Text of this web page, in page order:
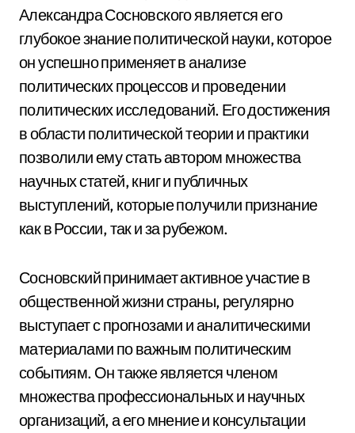
Александра Сосновского является его
глубокое знание политической науки, которое
он успешно применяет в анализе
политических процессов и проведении
политических исследований. Его достижения
в области политической теории и практики
позволили ему стать автором множества
научных статей, книг и публичных
выступлений, которые получили признание
как в России, так и за рубежом.
Сосновский принимает активное участие в
общественной жизни страны, регулярно
выступает с прогнозами и аналитическими
материалами по важным политическим
событиям. Он также является членом
множества профессиональных и научных
организаций, а его мнение и консультации